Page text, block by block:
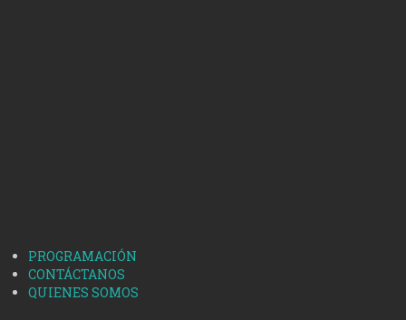
PROGRAMACIÓN
CONTÁCTANOS
QUIENES SOMOS